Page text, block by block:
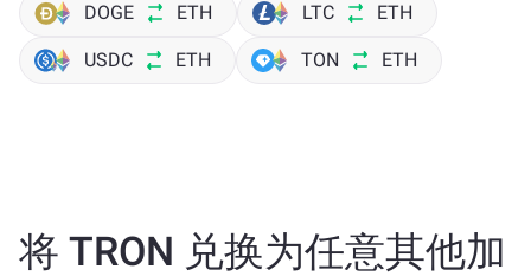
DOGE ETH LTC ETH
USDC ETH TON ETH
将 TRON 兑换为任意其他加